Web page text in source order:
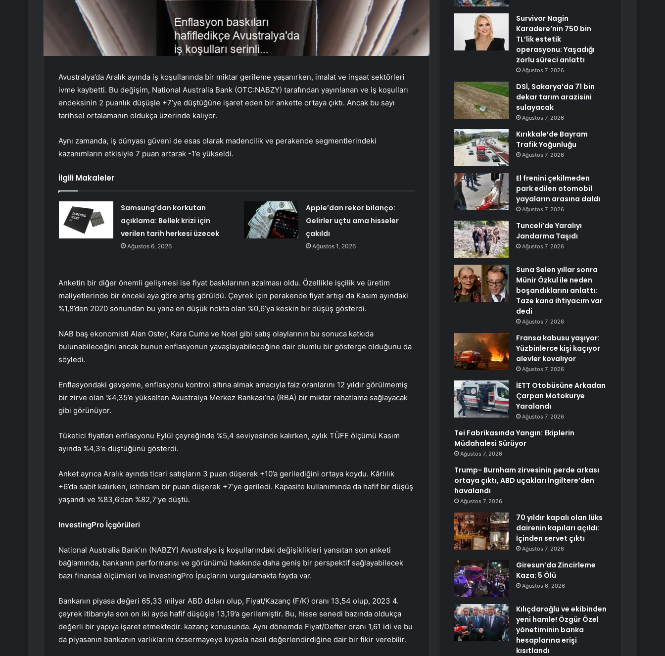
Avustralya’da Aralık ayında iş koşullarında bir miktar gerileme yaşanırken, imalat ve inşaat sektörleri
ivme kaybetti. Bu değişim, National Australia Bank (OTC:NABZY) tarafından yayınlanan ve iş koşulları
endeksinin 2 puanlık düşüşle +7’ye düştüğüne işaret eden bir ankette ortaya çıktı. Ancak bu sayı
tarihsel ortalamanın oldukça üzerinde kalıyor.
Aynı zamanda, iş dünyası güveni de esas olarak madencilik ve perakende segmentlerindeki
kazanımların etkisiyle 7 puan artarak -1’e yükseldi.
İlgili Makaleler
Samsung’dan korkutan
açıklama: Bellek krizi için
verilen tarih herkesi üzecek
Ağustos 6, 2026
Apple’dan rekor bilanço:
Gelirler uçtu ama hisseler
çakıldı
Ağustos 1, 2026
Anketin bir diğer önemli gelişmesi ise fiyat baskılarının azalması oldu. Özellikle işçilik ve üretim
maliyetlerinde bir önceki aya göre artış görüldü. Çeyrek için perakende fiyat artışı da Kasım ayındaki
%1,8’den 2020 sonundan bu yana en düşük nokta olan %0,6’ya keskin bir düşüş gösterdi.
NAB baş ekonomisti Alan Oster, Kara Cuma ve Noel gibi satış olaylarının bu sonuca katkıda
bulunabileceğini ancak bunun enflasyonun yavaşlayabileceğine dair olumlu bir gösterge olduğunu da
söyledi.
Enflasyondaki gevşeme, enflasyonu kontrol altına almak amacıyla faiz oranlarını 12 yıldır görülmemiş
bir zirve olan %4,35’e yükselten Avustralya Merkez Bankası’na (RBA) bir miktar rahatlama sağlayacak
gibi görünüyor.
Tüketici fiyatları enflasyonu Eylül çeyreğinde %5,4 seviyesinde kalırken, aylık TÜFE ölçümü Kasım
ayında %4,3’e düştüğünü gösterdi.
Anket ayrıca Aralık ayında ticari satışların 3 puan düşerek +10’a gerilediğini ortaya koydu. Kârlılık
+6’da sabit kalırken, istihdam bir puan düşerek +7’ye geriledi. Kapasite kullanımında da hafif bir düşüş
yaşandı ve %83,6’dan %82,7’ye düştü.
InvestingPro İçgörüleri
National Australia Bank’ın (NABZY) Avustralya iş koşullarındaki değişiklikleri yansıtan son anketi
bağlamında, bankanın performansı ve görünümü hakkında daha geniş bir perspektif sağlayabilecek
bazı finansal ölçümleri ve InvestingPro İpuçlarını vurgulamakta fayda var.
Bankanın piyasa değeri 65,33 milyar ABD doları olup, Fiyat/Kazanç (F/K) oranı 13,54 olup, 2023 4.
çeyrek itibarıyla son on iki ayda hafif düşüşle 13,19’a gerilemiştir. Bu, hisse senedi bazında oldukça
değerli bir yapıya işaret etmektedir. kazanç konusunda. Aynı dönemde Fiyat/Defter oranı 1,61 idi ve bu
da piyasanın bankanın varlıklarını özsermayeye kıyasla nasıl değerlendirdiğine dair bir fikir verebilir.
Survivor Nagin
Karadere’nin 750 bin
TL’lik estetik
operasyonu: Yaşadığı
zorlu süreci anlattı
Ağustos 7, 2026
DSİ, Sakarya’da 71 bin
dekar tarım arazisini
sulayacak
Ağustos 7, 2026
Kırıkkale’de Bayram
Trafik Yoğunluğu
Ağustos 7, 2026
El frenini çekilmeden
park edilen otomobil
yayaların arasına daldı
Ağustos 7, 2026
Tunceli’de Yaralıyı
Jandarma Taşıdı
Ağustos 7, 2026
Suna Selen yıllar sonra
Münir Özkul ile neden
boşandıklarını anlattı:
Taze kana ihtiyacım var
dedi
Ağustos 7, 2026
Fransa kabusu yaşıyor:
Yüzbinlerce kişi kaçıyor
alevler kovalıyor
Ağustos 7, 2026
İETT Otobüsüne Arkadan
Çarpan Motokurye
Yaralandı
Ağustos 7, 2026
Tei Fabrikasında Yangın: Ekiplerin
Müdahalesi Sürüyor
Ağustos 7, 2026
Trump- Burnham zirvesinin perde arkası
ortaya çıktı, ABD uçakları İngiltere’den
havalandı
Ağustos 7, 2026
70 yıldır kapalı olan lüks
dairenin kapıları açıldı:
İçinden servet çıktı
Ağustos 7, 2026
Giresun’da Zincirleme
Kaza: 5 Ölü
Ağustos 6, 2026
Kılıçdaroğlu ve ekibinden
yeni hamle! Özgür Özel
yönetiminin banka
hesaplarına erişi
kısıtlandı